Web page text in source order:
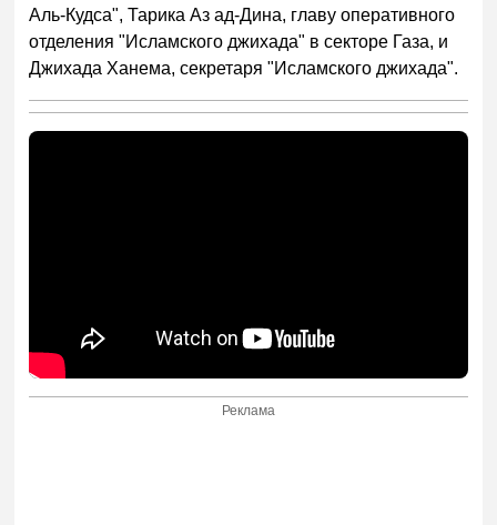
Аль-Кудса", Тарика Аз ад-Дина, главу оперативного
отделения "Исламского джихада" в секторе Газа, и
Джихада Ханема, секретаря "Исламского джихада".
Реклама